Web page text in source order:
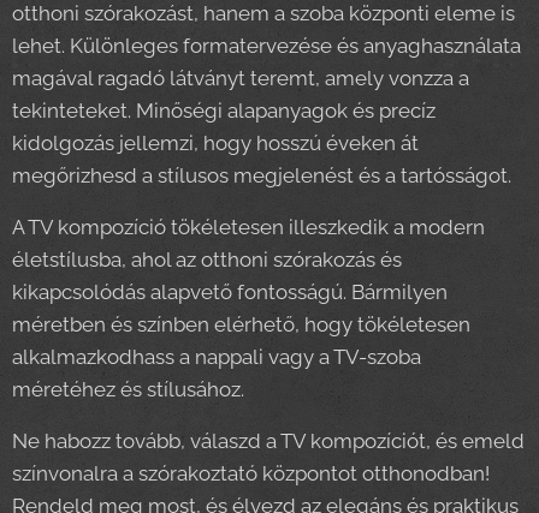
otthoni szórakozást, hanem a szoba központi eleme is
lehet. Különleges formatervezése és anyaghasználata
magával ragadó látványt teremt, amely vonzza a
tekinteteket. Minőségi alapanyagok és precíz
kidolgozás jellemzi, hogy hosszú éveken át
megőrizhesd a stílusos megjelenést és a tartósságot.
A TV kompozíció tökéletesen illeszkedik a modern
életstílusba, ahol az otthoni szórakozás és
kikapcsolódás alapvető fontosságú. Bármilyen
méretben és színben elérhető, hogy tökéletesen
alkalmazkodhass a nappali vagy a TV-szoba
méretéhez és stílusához.
Ne habozz tovább, válaszd a TV kompozíciót, és emeld
színvonalra a szórakoztató központot otthonodban!
Rendeld meg most, és élvezd az elegáns és praktikus